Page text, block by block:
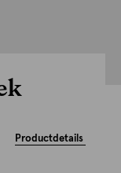
Productdetails